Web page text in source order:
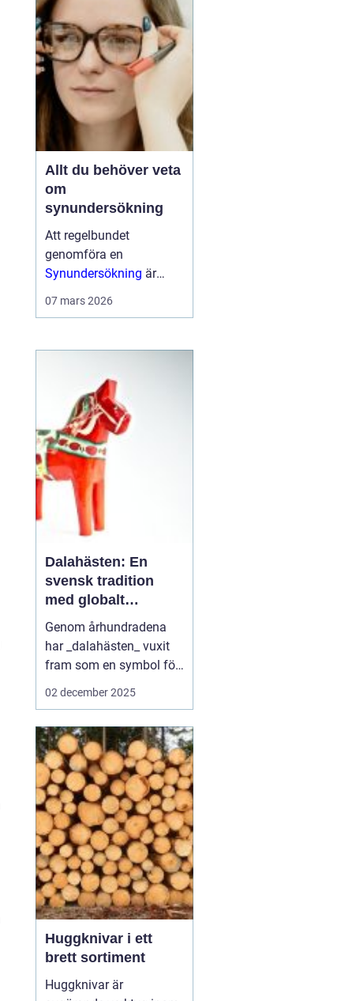
väljer...
Allt du behöver veta
om
synundersökning
Att regelbundet
genomföra en
Synundersökning är
ögonsjukdomar i ett
Rediviva Optik i Uppsala
kan ...
07 mars 2026
Dalahästen: En
svensk tradition
med globalt
genomslag
Genom århundradena
har _dalahästen_ vuxit
fram som en symbol för
svensk kultur och
känd långt utanför
Sveriges gränser,
representerar en historia
av tr...
02 december 2025
Huggknivar i ett
brett sortiment
Huggknivar är